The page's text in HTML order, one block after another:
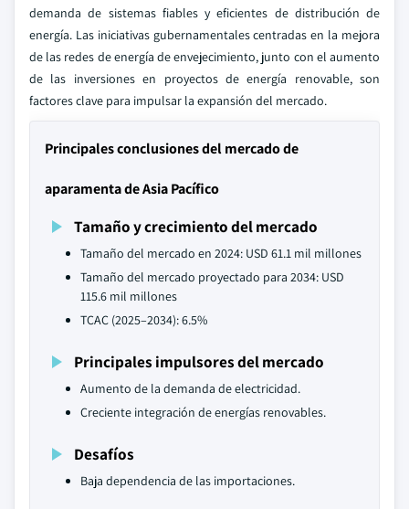
demanda de sistemas fiables y eficientes de distribución de
energía. Las iniciativas gubernamentales centradas en la mejora
de las redes de energía de envejecimiento, junto con el aumento
de las inversiones en proyectos de energía renovable, son
factores clave para impulsar la expansión del mercado.
Principales conclusiones del mercado de
aparamenta de Asia Pacífico
Tamaño y crecimiento del mercado
Tamaño del mercado en 2024: USD 61.1 mil millones
Tamaño del mercado proyectado para 2034: USD
115.6 mil millones
TCAC (2025–2034): 6.5%
Principales impulsores del mercado
Aumento de la demanda de electricidad.
Creciente integración de energías renovables.
Desafíos
Baja dependencia de las importaciones.